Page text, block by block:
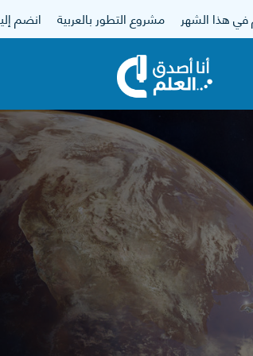
في هذا الشهر مشروع التطور بالعربية انضم